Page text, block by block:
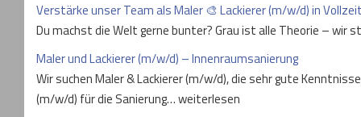
Verstärke unser Team als Maler 🎨 Lackierer (m/w/d) in
Du machst die Welt gerne bunter? Grau ist alle Theorie – wir
Maler und Lackierer (m/w/d) – Innenraumsanierung
Wir suchen Maler & Lackierer (m/w/d), die sehr gute
(m/w/d) für die Sanierung… weiterlesen